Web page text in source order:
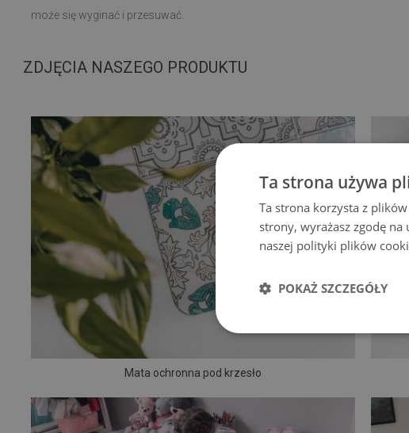
może się wyginać i przesuwać.
ZDJĘCIA NASZEGO PRODUKTU
Mata ochronna pod krzesło
Ta strona używa
Ta strona korzysta z
strony, wyrażasz zgodę
naszej polityki plików
POKAŻ SZCZEGÓŁY